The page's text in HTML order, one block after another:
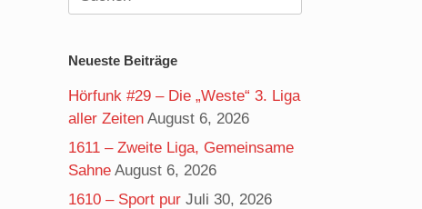
nach:
Neueste Beiträge
Hörfunk #29 – Die „Weste“ 3. Liga
aller Zeiten August 6, 2026
1611 – Zweite Liga, Gemeinsame
Sahne August 6, 2026
1610 – Sport pur Juli 30, 2026